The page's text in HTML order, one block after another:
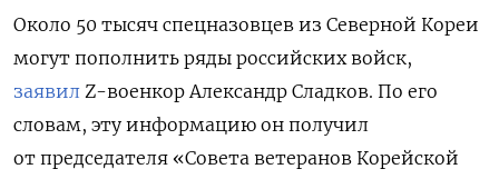
Около 50 тысяч спецназовцев из Северной Кореи
могут пополнить ряды российских войск,
заявил Z-военкор Александр Сладков. По его
словам, эту информацию он получил
от председателя «Совета ветеранов Корейской